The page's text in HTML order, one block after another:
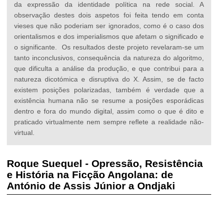
da expressão da identidade política na rede social. A
observação destes dois aspetos foi feita tendo em conta
vieses que não poderiam ser ignorados, como é o caso dos
orientalismos e dos imperialismos que afetam o significado e
o significante. Os resultados deste projeto revelaram-se um
tanto inconclusivos, consequência da natureza do algoritmo,
que dificulta a análise da produção, e que contribui para a
natureza dicotómica e disruptiva do X. Assim, se de facto
existem posições polarizadas, também é verdade que a
existência humana não se resume a posições esporádicas
dentro e fora do mundo digital, assim como o que é dito e
praticado virtualmente nem sempre reflete a realidade não-
virtual.
Roque Suequel - Opressão, Resistência
e História na Ficção Angolana: de
António de Assis Júnior a Ondjaki